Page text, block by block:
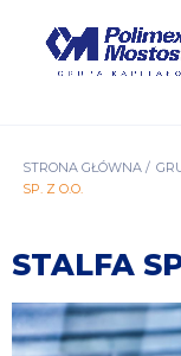
ŚCIEŻKA
STRONA GŁÓWNA
SP. Z O.O.
STALFA